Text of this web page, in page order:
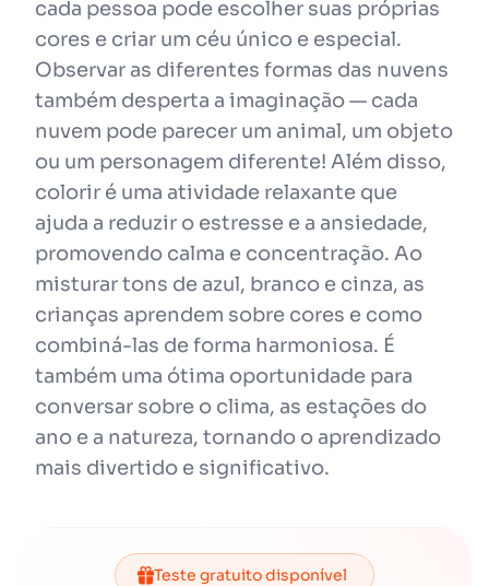
cada pessoa pode escolher suas próprias
cores e criar um céu único e especial.
Observar as diferentes formas das nuvens
também desperta a imaginação — cada
nuvem pode parecer um animal, um objeto
ou um personagem diferente! Além disso,
colorir é uma atividade relaxante que
ajuda a reduzir o estresse e a ansiedade,
promovendo calma e concentração. Ao
misturar tons de azul, branco e cinza, as
crianças aprendem sobre cores e como
combiná-las de forma harmoniosa. É
também uma ótima oportunidade para
conversar sobre o clima, as estações do
ano e a natureza, tornando o aprendizado
mais divertido e significativo.
Teste gratuito disponível